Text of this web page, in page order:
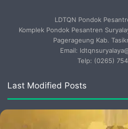
LDTQN Pondok
Komplek Pondok Pesantren
Pagerageung Kab.
Email:
Telp: (0265)
Last Modified Posts